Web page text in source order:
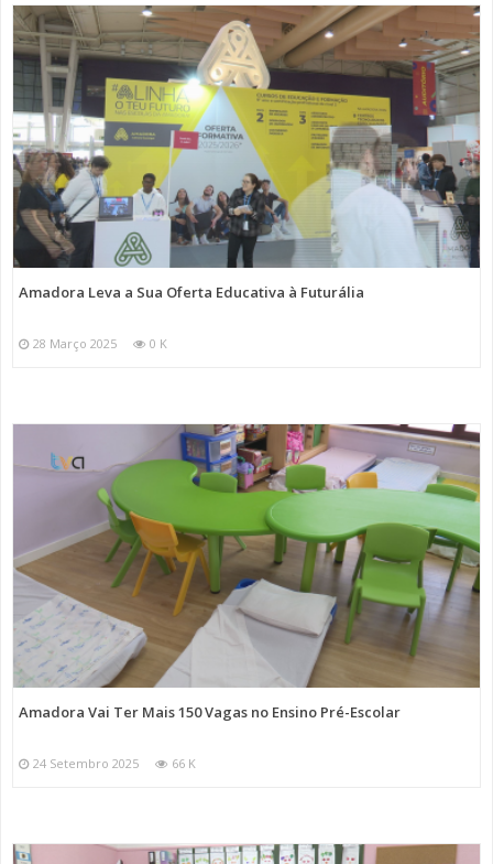
Amadora Leva a Sua Oferta Educativa à Futurália
28 Março 2025 0 K
Amadora Vai Ter Mais 150 Vagas no Ensino Pré-Escolar
24 Setembro 2025 66 K